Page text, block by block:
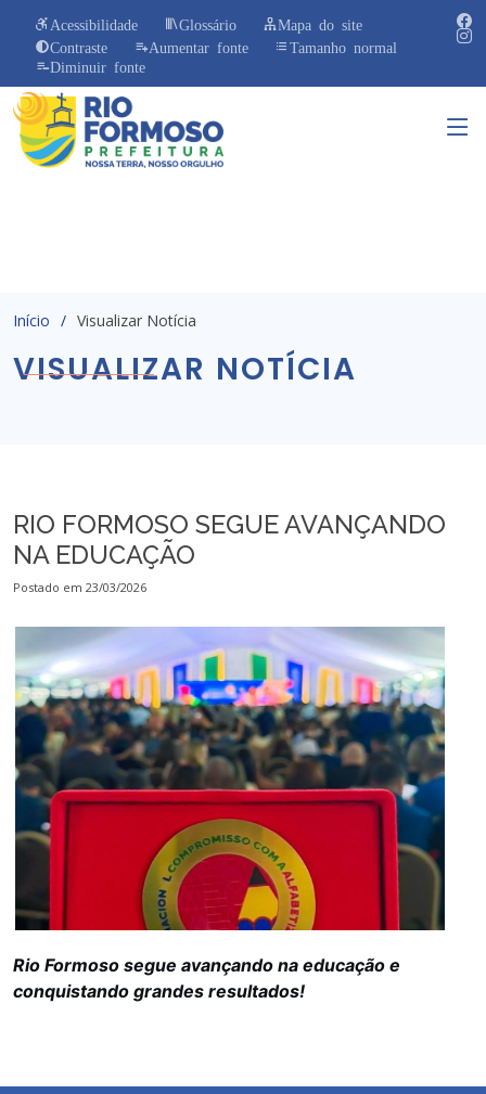
Acessibilidade Glossário
Mapa do site
Contraste
Aumentar fonte
Tamanho normal
Diminuir fonte
Início Visualizar Notícia
VISUALIZAR NOTÍCIA
RIO FORMOSO SEGUE AVANÇANDO
NA EDUCAÇÃO
Postado em 23/03/2026
Rio Formoso segue avançando na educação e
conquistando grandes resultados!